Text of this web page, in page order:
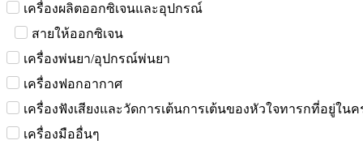
เครื่องผลิตออกซิเจนและอุปกรณ์
สายให้ออกซิเจน
เครื่องพ่นยา/อุปกรณ์พ่นยา
เครื่องฟอกอากาศ
เครื่องฟังเสียงและวัดการเต้นการเต้นของหัวใจทารกที่อยู่ใน
เครื่องมืออื่นๆ